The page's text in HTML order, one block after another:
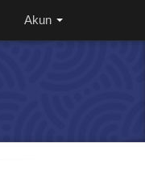
Akun